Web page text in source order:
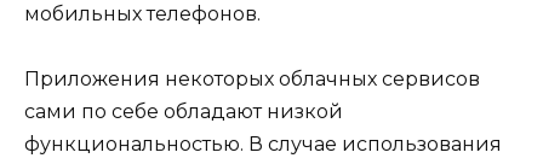
мобильных телефонов.
Приложения некоторых облачных сервисов
сами по себе обладают низкой
функциональностью. В случае использования